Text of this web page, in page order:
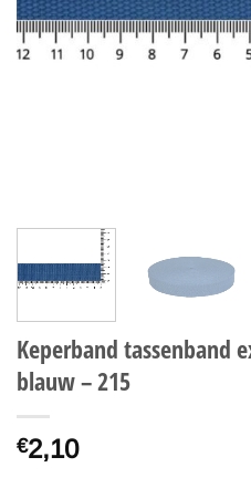
Keperband tassenband
blauw – 215
€2,10